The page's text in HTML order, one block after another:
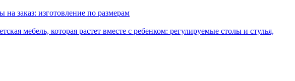
заказ: изготовление по размерам
мебель, которая растет вместе с ребенком: регулируемые столы и стулья,